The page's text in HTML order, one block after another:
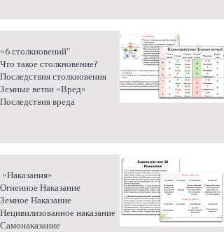
«6 столкновений"
Что такое столкновение?
Последствия столкновения
Земные ветви «Вред»
Последствия вреда
«Наказания»
Огненное Наказание
Земное Наказание
Нецивилизованное наказание
Самонаказание